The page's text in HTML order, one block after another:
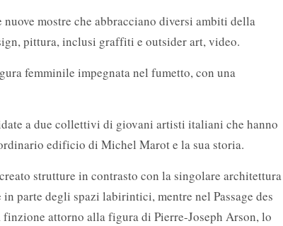
mostre che abbracciano diversi ambiti della
pittura, inclusi graffiti e outsider art, video.
femminile impegnata nel fumetto, con una
a due collettivi di giovani artisti italiani che hanno
edificio di Michel Marot e la sua storia.
strutture in contrasto con la singolare architettura
parte degli spazi labirintici, mentre nel Passage des
attorno alla figura di Pierre-Joseph Arson, lo